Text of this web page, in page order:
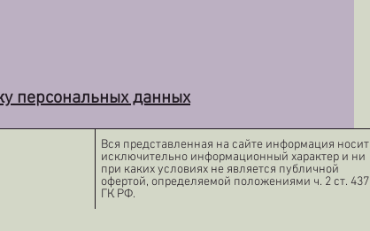
персональных данных
Вся представленная на сайте информация носит
исключительно информационный характер и ни
при каких условиях не является публичной
офертой, определяемой положениями ч. 2 ст. 437
ГК РФ.